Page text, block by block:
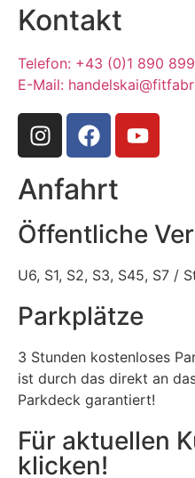
Kontakt
Telefon: +43 (0)1 890
E-Mail:
Anfahrt
Öffentliche
U6, S1, S2, S3, S45, S7 /
Parkplätze
3 Stunden kostenloses
ist durch das direkt an
Parkdeck garantiert!
Für aktuellen
klicken!